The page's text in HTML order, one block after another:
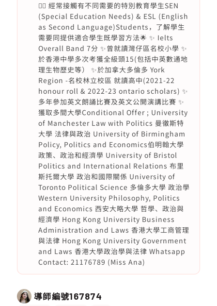
👍🏿 經常接觸有不同需要的特別教育學生SEN
(Special Education Needs) & ESL (English
as Second Language)Students，了解學生
需要同提供適合學生既學習方法🌟 ✨ Ielts
Overall Band 7分 ✨曾就讀灣仔區名校小學 ✨
於香港中學多次考獲全級頭15(包括中英數通地
理生物歷史等） ✨於加拿大多倫多 York
Region -名校林立校區 就讀高中(2021-22
honour roll & 2022-23 ontario scholars) ✨
多年參加英文朗誦比賽及英文公開演講比賽 ✨
獲取多間大學Conditional Offer ; University
of Manchester Law with Politics 曼徹斯特
大學 法律與政治 University of Birmingham
Policy, Politics and Economics伯明翰大學
政策、政治和經濟學 University of Bristol
Politics and International Relations 布里
斯托爾大學 政治和國際關係 University of
Toronto Political Science 多倫多大學 政治學
Western University Philosophy, Politics
and Economics 西安大略大學 哲學、政治與
經濟學 Hong Kong University Business
Administration and Laws 香港大學工商管理
與法律 Hong Kong University Government
and Laws 香港大學政治學與法律 Whatsapp
Contact: 21176789 (Miss Ana)
導師編號167874